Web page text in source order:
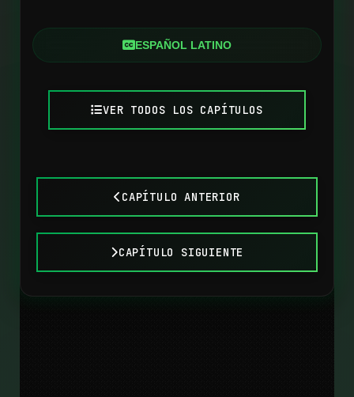
ESPAÑOL LATINO
VER TODOS LOS CAPÍTULOS
CAPÍTULO ANTERIOR
CAPÍTULO SIGUIENTE